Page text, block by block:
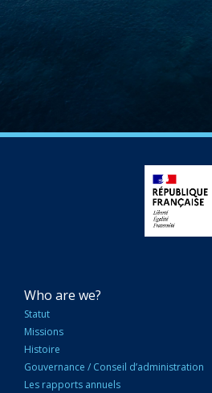
NAVIGATION
PRINCIPALE
Who are we?
Statut
Missions
Histoire
Gouvernance / Conseil d’administration
Les rapports annuels